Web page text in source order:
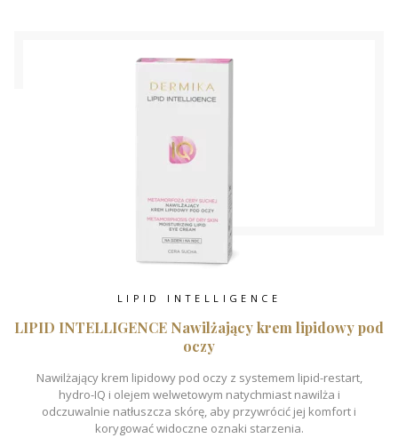
LIPID INTELLIGENCE
LIPID INTELLIGENCE Nawilżający krem lipidowy pod
oczy
Nawilżający krem lipidowy pod oczy z systemem lipid-restart,
hydro-IQ i olejem welwetowym natychmiast nawilża i
odczuwalnie natłuszcza skórę, aby przywrócić jej komfort i
korygować widoczne oznaki starzenia.